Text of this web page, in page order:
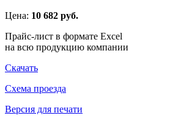
Цена: 10 682 руб.
Прайс-лист в формате Excel
на всю продукцию компании
Скачать
Схема проезда
Версия для печати